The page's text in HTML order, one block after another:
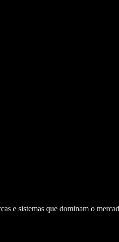
e sistemas que dominam o